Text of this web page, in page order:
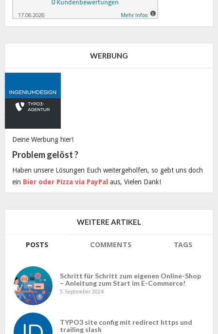
WERBUNG
Deine Werbung hier!
Problem gelöst ?
Haben unsere Lösungen Euch weitergeholfen, so gebt uns doch
ein Bier oder Pizza via PayPal aus, Vielen Dank!
WEITERE ARTIKEL
POSTS COMMENTS TAGS
Schritt für Schritt zum eigenen Online-Shop
– Anleitung zum Start im E-Commerce!
5. September 2024
TYPO3 site config mit redirect https und
trailing slash